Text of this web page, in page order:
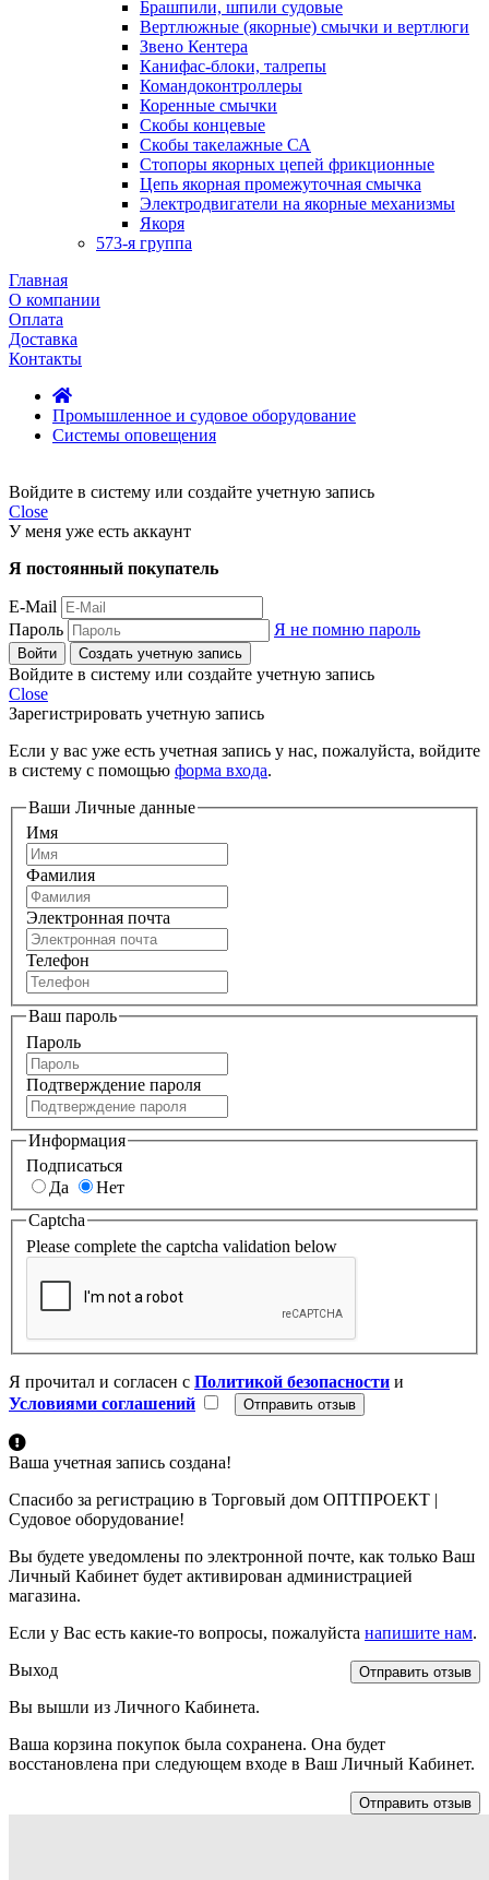
Брашпили, шпили судовые
Вертлюжные (якорные) смычки и вертлюги
Звено Кентера
Канифас-блоки, талрепы
Командоконтроллеры
Коренные смычки
Скобы концевые
Скобы такелажные СА
Стопоры якорных цепей фрикционные
Цепь якорная промежуточная смычка
Электродвигатели на якорные механизмы
Якоря
573-я группа
Главная
О компании
Оплата
Доставка
Контакты
Промышленное и судовое оборудование
Системы оповещения
Войдите в систему или создайте учетную запись
Close
У меня уже есть аккаунт
Я постоянный покупатель
E-Mail
Пароль
Я не помню пароль
Войти Создать учетную запись
Войдите в систему или создайте учетную запись
Close
Зарегистрировать учетную запись
Если у вас уже есть учетная запись у нас, пожалуйста, войдите
в систему с помощью форма входа.
Ваши Личные данные
Имя
Фамилия
Электронная почта
Телефон
Ваш пароль
Пароль
Подтверждение пароля
Информация
Подписаться
Да
Нет
Captcha
Please complete the captcha validation below
Я прочитал и согласен с Политикой безопасности и
Условиями соглашений
Ваша учетная запись создана!
Спасибо за регистрацию в Торговый дом ОПТПРОЕКТ |
Судовое оборудование!
Вы будете уведомлены по электронной почте, как только Ваш
Личный Кабинет будет активирован администрацией
магазина.
Если у Вас есть какие-то вопросы, пожалуйста напишите нам.
Отправить отзыв
Выход
Вы вышли из Личного Кабинета.
Ваша корзина покупок была сохранена. Она будет
восстановлена при следующем входе в Ваш Личный Кабинет.
Отправить отзыв